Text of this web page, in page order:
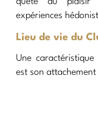
expériences
Lieu de vie du
Une
est son